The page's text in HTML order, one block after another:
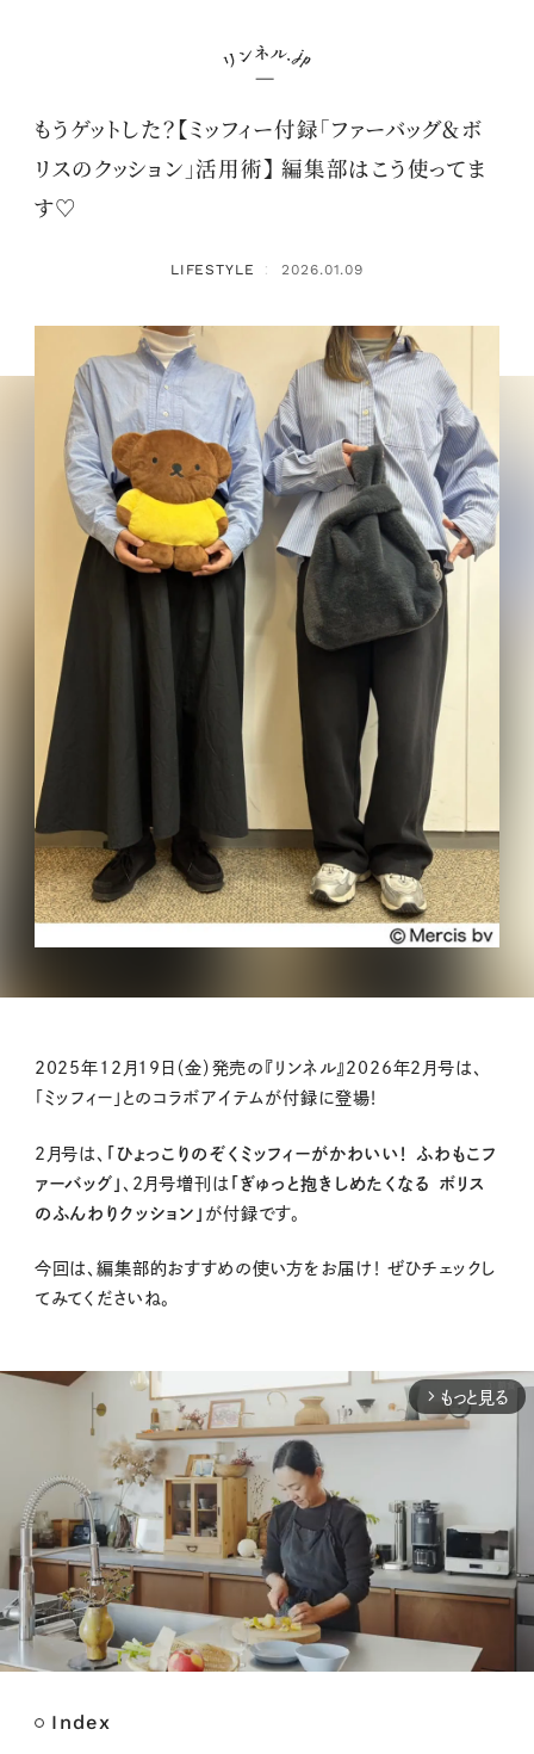
もうゲットした？【ミッフィー付録「ファーバッグ＆ボ
リスのクッション」活用術】 編集部はこう使ってま
す♡
LIFESTYLE ： 2026.01.09
2025年12月19日（金）発売の『リンネル』2026年2月号は、
「ミッフィー」とのコラボアイテムが付録に登場！
2月号は、
「ひょっこりのぞくミッフィーがかわいい！ ふわもこフ
ァーバッグ」 、2月号増刊は 「ぎゅっと抱きしめたくなる ボリス
のふんわりクッション」 が付録です。
今回は、編集部的おすすめの使い方をお届け！ぜひチェックし
てみてくださいね。
arrow_forward_ios もっと見る
Index